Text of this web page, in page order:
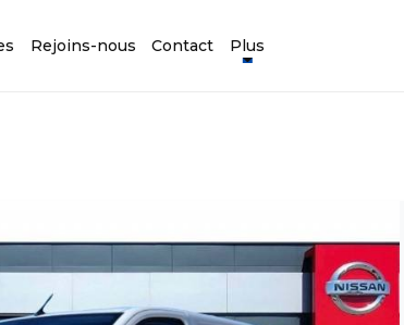
Rejoins-nous Contact Plus